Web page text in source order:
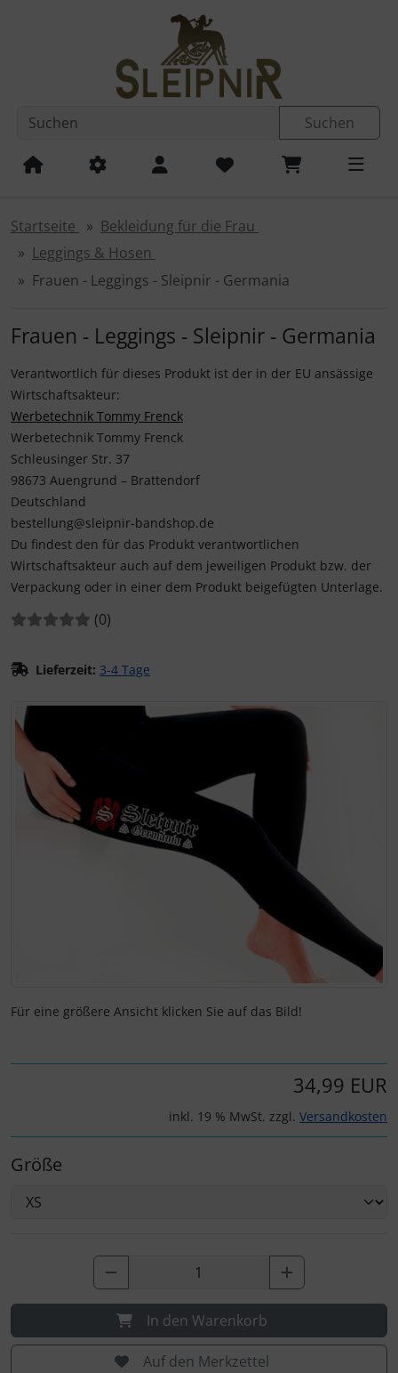
Springe zur Navigation
Suchen
Startseite
Bekleidung für die Frau
Leggings & Hosen
Frauen - Leggings - Sleipnir - Germania
Frauen - Leggings - Sleipnir - Germania
Verantwortlich für dieses Produkt ist der in der EU ansässige
Wirtschaftsakteur:
Werbetechnik Tommy Frenck
Werbetechnik Tommy Frenck
Schleusinger Str. 37
98673 Auengrund – Brattendorf
Deutschland
bestellung@sleipnir-bandshop.de
Du findest den für das Produkt verantwortlichen
Wirtschaftsakteur auch auf dem jeweiligen Produkt bzw. der
Verpackung oder in einer dem Produkt beigefügten Unterlage.
Bewertungen:
(0Bewertungen
)
Lieferzeit: 3-4 Tage
Wenn mehr als ein Produktbild existiert, können Sie die
Für eine größere Ansicht klicken Sie auf das Bild!
34,99 EUR
inkl. 19 % MwSt. zzgl. Versandkosten
Größe
In den Warenkorb
Auf den Merkzettel